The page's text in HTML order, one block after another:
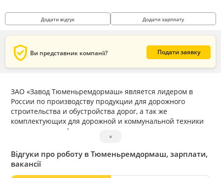
Додати відгук Додати зарплату
verified_user Ви представник компанії? Подати заявку
ЗАО «Завод Тюменьремдормаш» является лидером в
России по производству продукции для дорожного
строительства и обустройства дорог, а так же
комплектующих для дорожной и коммунальной техники
различного профиля.
˅
Відгуки про роботу в Тюменьремдормаш, зарплати,
вакансії